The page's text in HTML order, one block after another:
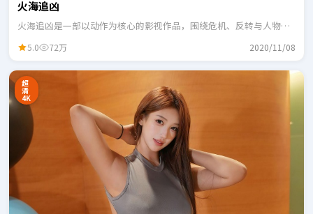
火海追凶
火海追凶是一部以动作为核心的影视作品，围绕危机、反转与人物成
5.0 72万 2020/11/08
超
清
4K